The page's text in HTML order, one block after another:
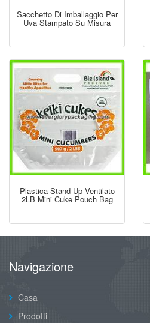
Sacchetto Di Imballaggio Per
Uva Stampato Su Misura
Plastica Stand Up Ventilato
2LB Mini Cuke Pouch Bag
Navigazione
Casa
Prodotti